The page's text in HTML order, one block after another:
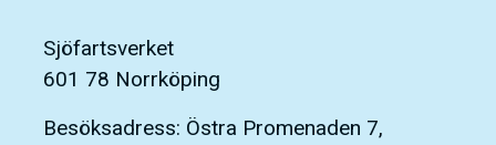
Sjöfartsverket
601 78 Norrköping
Besöksadress: Östra Promenaden 7,